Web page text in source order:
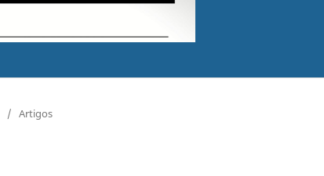
/ Artigos